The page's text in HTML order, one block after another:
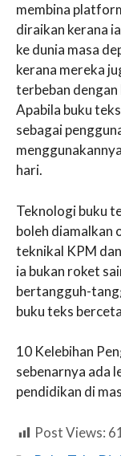
membina
diraikan kerana
ke dunia masa
kerana mereka
terbeban
Apabila buku
sebagai
hari.
Teknologi buku
boleh diamalkan
teknikal KPM
ia bukan roket
bertangguh-
buku teks
10 Kelebihan
sebenarnya ada
pendidikan di
Post Views: